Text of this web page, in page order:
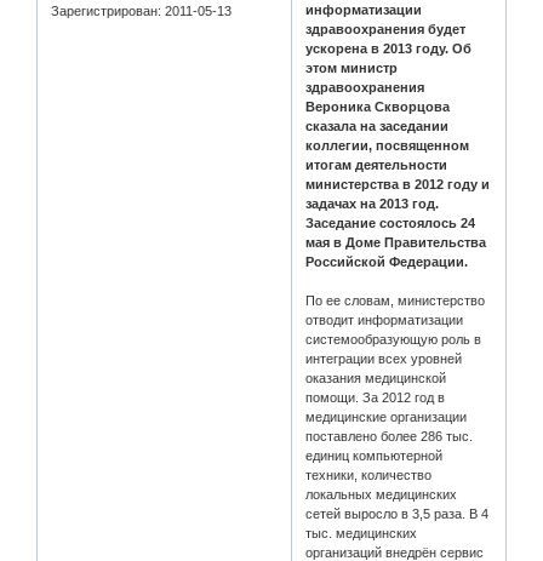
Зарегистрирован: 2011-05-13
информатизации
здравоохранения будет
ускорена в 2013 году. Об
этом министр
здравоохранения
Вероника Скворцова
сказала на заседании
коллегии, посвященном
итогам деятельности
министерства в 2012 году и
задачах на 2013 год.
Заседание состоялось 24
мая в Доме Правительства
Российской Федерации.
По ее словам, министерство
отводит информатизации
системообразующую роль в
интеграции всех уровней
оказания медицинской
помощи. За 2012 год в
медицинские организации
поставлено более 286 тыс.
единиц компьютерной
техники, количество
локальных медицинских
сетей выросло в 3,5 раза. В 4
тыс. медицинских
организаций внедрён сервис